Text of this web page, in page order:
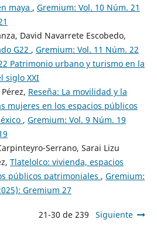
maya , Gremium: Vol. 10 Núm. 21
David Navarrete Escobedo,
G22 , Gremium: Vol. 11 Núm. 22
Patrimonio urbano y turismo en la
siglo XXI
Reseña: La movilidad y la
mujeres en los espacios públicos
, Gremium: Vol. 9 Núm. 19
Serrano, Sarai Lizu
Tlatelolco: vivienda, espacios
públicos patrimoniales , Gremium:
Gremium 27
21-30 de 239 Siguiente